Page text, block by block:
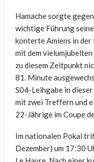
Hamache sorgte
wichtige Führung
konterte Amiens in
mit dem
zu diesem Zeitpunkt
81. Minute
S04-Leihgabe in
mit zwei Treffern und
22-Jährige im Coupe
Im nationalen Pokal
Dezember) um 17:30